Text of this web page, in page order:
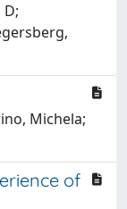
Michela;
of